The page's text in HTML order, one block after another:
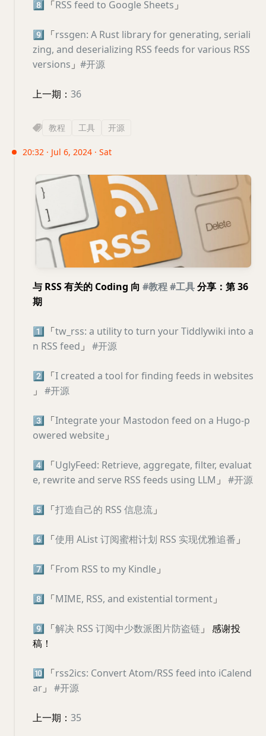
8️⃣ 「RSS feed to Google Sheets 」
9️⃣ 「rssgen: A Rust library for generating, seriali
zing, and deserializing RSS feeds for various RSS
versions 」 #开源
上一期： 36
教程 工具 开源
20:32 · Jul 6, 2024 · Sat
与 RSS 有关的 Coding 向 #教程#工具分享：第 36
期
1️⃣ 「tw_rss: a utility to turn your Tiddlywiki into a
n RSS feed 」 #开源
2️⃣ 「I created a tool for finding feeds in websites
」 #开源
3️⃣ 「Integrate your Mastodon feed on a Hugo-p
owered website 」
4️⃣ 「UglyFeed: Retrieve, aggregate, filter, evaluat
e, rewrite and serve RSS feeds using LLM 」 #开源
5️⃣ 「打造自己的 RSS 信息流 」
6️⃣ 「使用 AList 订阅蜜柑计划 RSS 实现优雅追番 」
7️⃣ 「From RSS to my Kindle 」
8️⃣ 「MIME, RSS, and existential torment 」
9️⃣ 「解决 RSS 订阅中少数派图片防盗链 」 感谢投
稿！
🔟 「rss2ics: Convert Atom/RSS feed into iCalend
ar 」 #开源
上一期： 35